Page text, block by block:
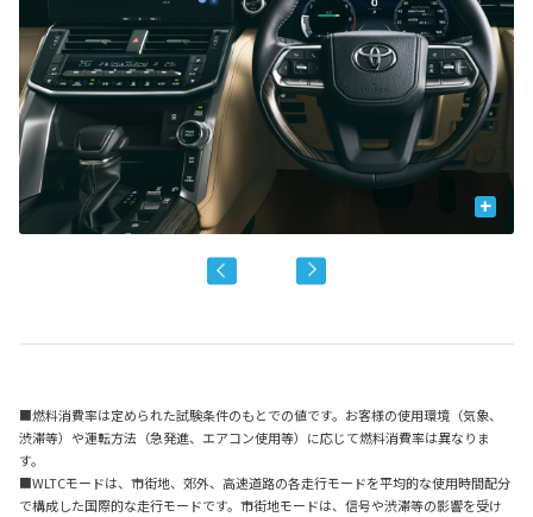
+
■燃料消費率は定められた試験条件のもとでの値です。お客様の使用環境（気象、
渋滞等）や運転方法（急発進、エアコン使用等）に応じて燃料消費率は異なりま
す。
■WLTCモードは、市街地、郊外、高速道路の各走行モードを平均的な使用時間配分
で構成した国際的な走行モードです。市街地モードは、信号や渋滞等の影響を受け